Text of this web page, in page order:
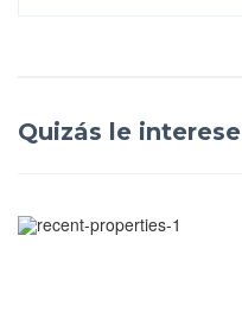
Quizás le interese